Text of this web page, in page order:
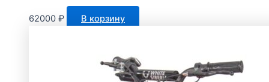
62000 ₽ В корзину